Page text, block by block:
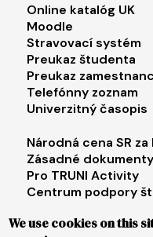
Footer menu 2
Online katalóg UK
Moodle
Stravovací systém
Preukaz študenta
Preukaz
Telefónny zoznam
Univerzitný časopis
Footer menu 3
Národná cena SR
Zásadné dokumenty
Pro TRUNI Activity
Centrum podpory
We use cookies on this